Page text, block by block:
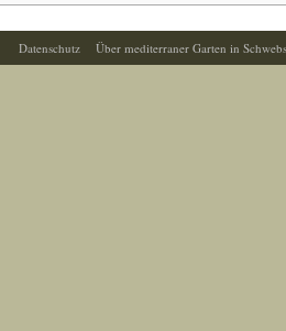
Datenschutz Über mediterraner Garten in